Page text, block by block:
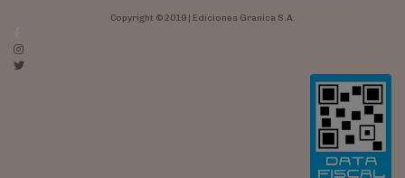
Copyright © 2019 | Ediciones Granica S.A.